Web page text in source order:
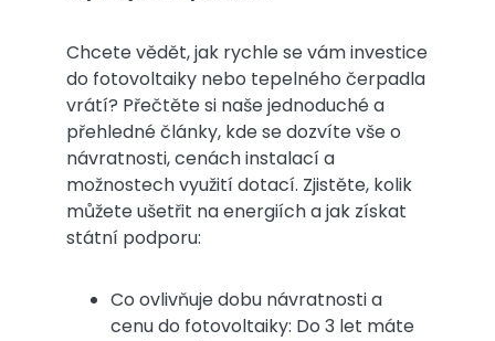
Chcete vědět, jak rychle se vám investice
do fotovoltaiky nebo tepelného čerpadla
vrátí? Přečtěte si naše jednoduché a
přehledné články, kde se dozvíte vše o
návratnosti, cenách instalací a
možnostech využití dotací. Zjistěte, kolik
můžete ušetřit na energiích a jak získat
státní podporu:
Co ovlivňuje dobu návratnosti a
cenu do fotovoltaiky: Do 3 let máte